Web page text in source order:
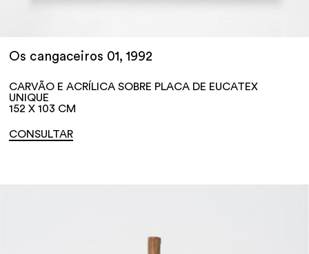
Os cangaceiros 01, 1992
CARVÃO E ACRÍLICA SOBRE PLACA DE EUCATEX
UNIQUE
152 X 103 CM
CONSULTAR